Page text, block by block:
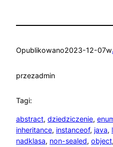
Opublikowano2023-12-07w
przezadmin
Tagi:
abstract, dziedziczenie,
inheritance, instanceof, java,
nadklasa, non-sealed, object,